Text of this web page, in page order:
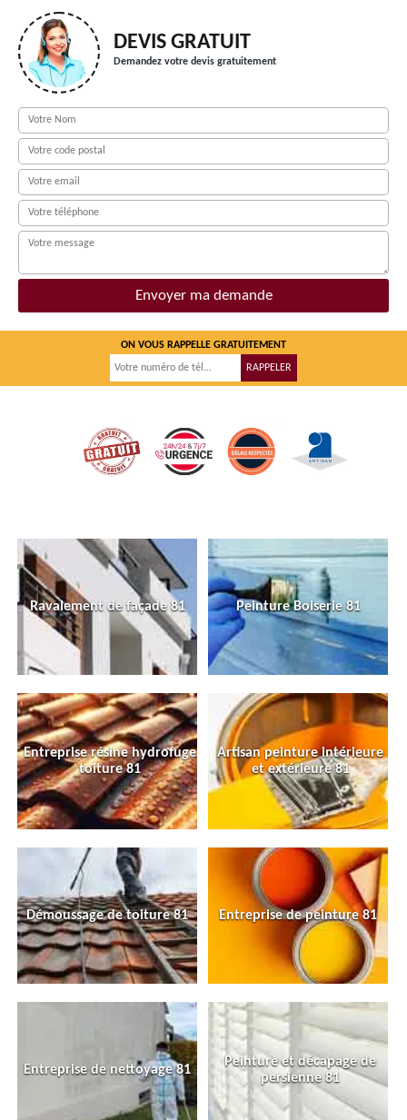
DEVIS GRATUIT
Demandez votre devis gratuitement
ON VOUS RAPPELLE GRATUITEMENT
Ravalement de façade 81 Peinture Boiserie 81
Entreprise résine hydrofuge
toiture 81
Artisan peinture intérieure
et extérieure 81
Démoussage de toiture 81 Entreprise de peinture 81
Entreprise de nettoyage 81
Peinture et décapage de
persienne 81